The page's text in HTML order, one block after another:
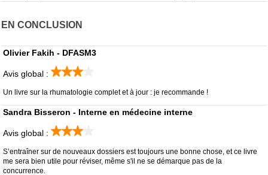
EN CONCLUSION
Olivier Fakih - DFASM3
Avis global :
Un livre sur la rhumatologie complet et à jour : je recommande !
Sandra Bisseron - Interne en médecine interne
Avis global :
S’entraîner sur de nouveaux dossiers est toujours une bonne chose, et ce livre
me sera bien utile pour réviser, même s'il ne se démarque pas de la
concurrence.